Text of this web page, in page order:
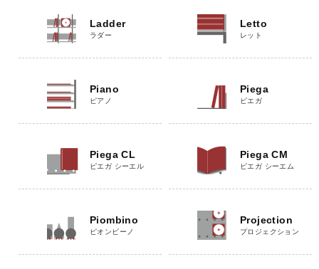
Ladder
ラダー
Letto
レット
Piano
ピアノ
Piega
ピエガ
Piega CL
ピエガ シーエル
Piega CM
ピエガ シーエム
Piombino
ピオンビーノ
Projection
プロジェクション